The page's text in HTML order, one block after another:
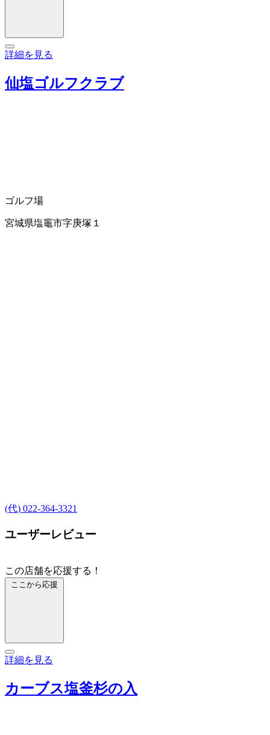
詳細を見る
仙塩ゴルフクラブ
ゴルフ場
宮城県塩竈市字庚塚１
(代) 022-364-3321
ユーザーレビュー
この店舗を応援する！
ここから応援
詳細を見る
カーブス塩釜杉の入